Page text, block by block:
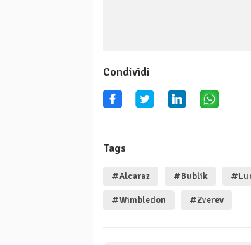
Condividi
Tags
#Alcaraz #Bublik
#Wimbledon #Zverev